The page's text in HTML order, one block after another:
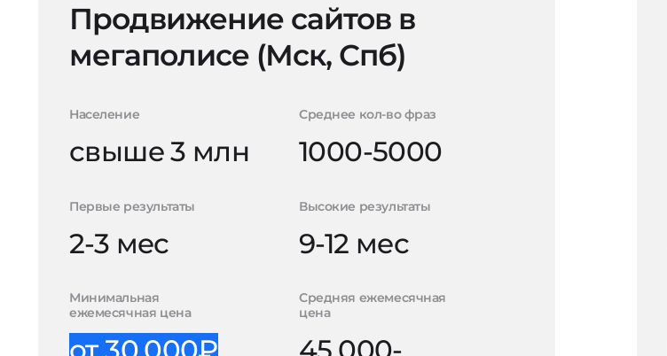
Продвижение сайтов в
мегаполисе (Мск, Спб)
Население
свыше 3 млн
Среднее кол-во фраз
1000-5000
Первые результаты
2-3 мес
Высокие результаты
9-12 мес
Минимальная
ежемесячная цена
Средняя ежемесячная
цена